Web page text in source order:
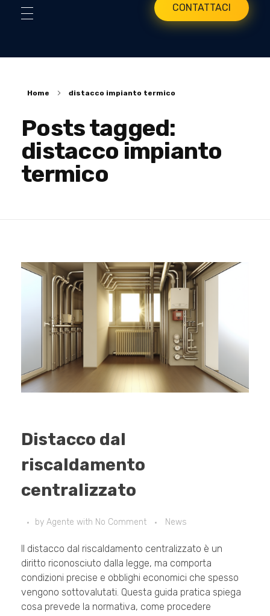
CONTATTACI
Home distacco impianto termico
Posts tagged:
distacco impianto
termico
Distacco dal
riscaldamento
centralizzato
by Agente with No Comment News
Il distacco dal riscaldamento centralizzato è un
diritto riconosciuto dalla legge, ma comporta
condizioni precise e obblighi economici che spesso
vengono sottovalutati. Questa guida pratica spiega
cosa prevede la normativa, come procedere